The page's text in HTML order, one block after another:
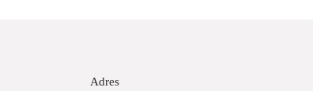
Adres